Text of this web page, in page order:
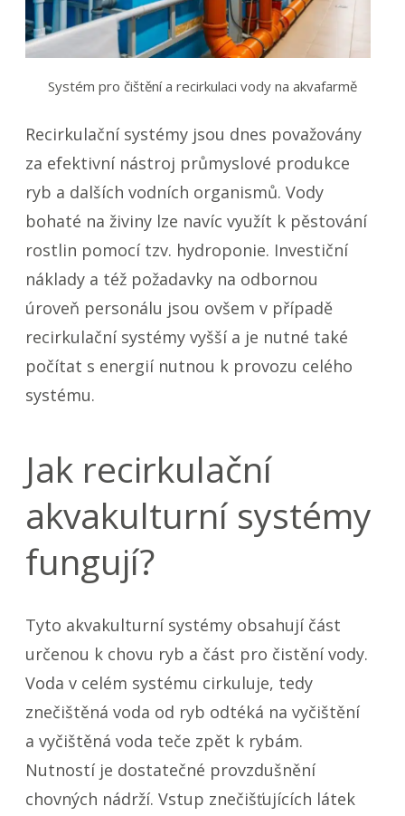
Systém pro čištění a recirkulaci vody na akvafarmě
Recirkulační systémy jsou dnes považovány
za efektivní nástroj průmyslové produkce
ryb a dalších vodních organismů. Vody
bohaté na živiny lze navíc využít k pěstování
rostlin pomocí tzv. hydroponie. Investiční
náklady a též požadavky na odbornou
úroveň personálu jsou ovšem v případě
recirkulační systémy vyšší a je nutné také
počítat s energií nutnou k provozu celého
systému.
Jak recirkulační
akvakulturní systémy
fungují?
Tyto akvakulturní systémy obsahují část
určenou k chovu ryb a část pro čistění vody.
Voda v celém systému cirkuluje, tedy
znečištěná voda od ryb odtéká na vyčištění
a vyčištěná voda teče zpět k rybám.
Nutností je dostatečné provzdušnění
chovných nádrží. Vstup znečišťujících látek